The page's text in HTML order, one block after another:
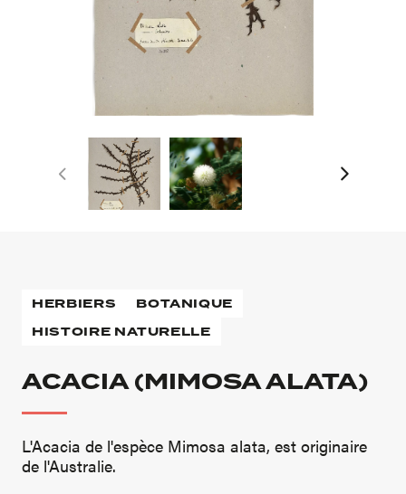
HERBIERS
BOTANIQUE
HISTOIRE NATURELLE
ACACIA (MIMOSA ALATA)
L'Acacia de l'espèce Mimosa alata, est originaire
de l'Australie.